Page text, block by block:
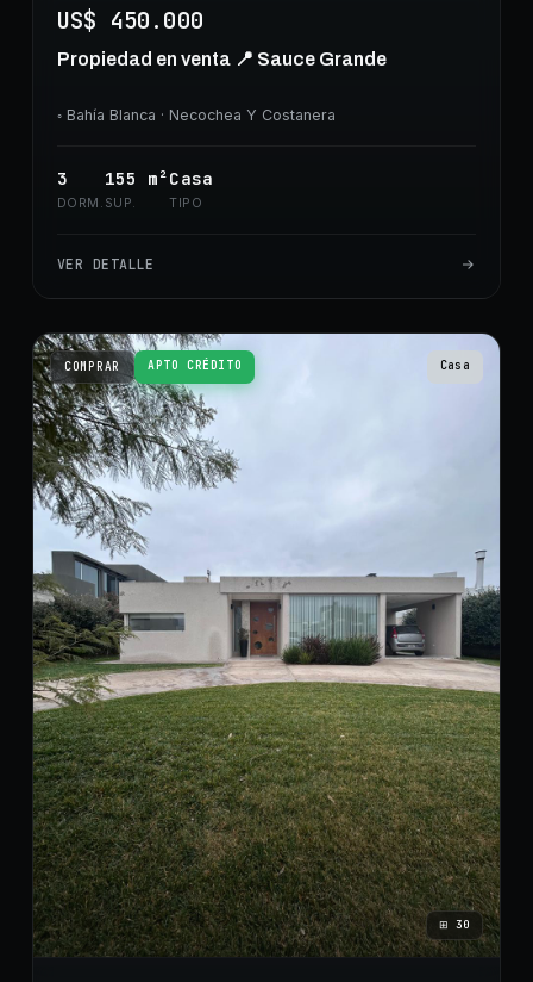
US$ 450.000
Propiedad en venta 📍 Sauce Grande
◦ Bahía Blanca · Necochea Y Costanera
3
DORM.
155 m²
SUP.
Casa
TIPO
VER DETALLE
COMPRAR APTO CRÉDITO Casa
⊞30